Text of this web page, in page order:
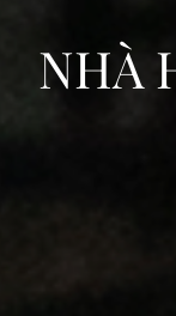
NHÀ